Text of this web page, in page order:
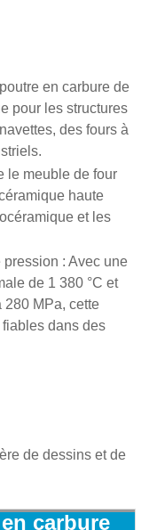
en carbure de
pour les structures
des fours à
le meuble de four
haute
et les
pression : Avec une
de 1 380 °C et
MPa, cette
dans des
de dessins et de
carbure